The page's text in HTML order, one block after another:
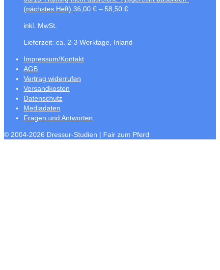
(nächstes Heft) 36,00 € – 58,50 €
inkl. MwSt.
Lieferzeit: ca. 2-3 Werktage, Inland
Impressum/Kontakt
AGB
Vertrag widerrufen
Versandkosten
Datenschutz
Mediadaten
Fragen und Antworten
© 2004-2026 Dressur-Studien | Fair zum Pferd